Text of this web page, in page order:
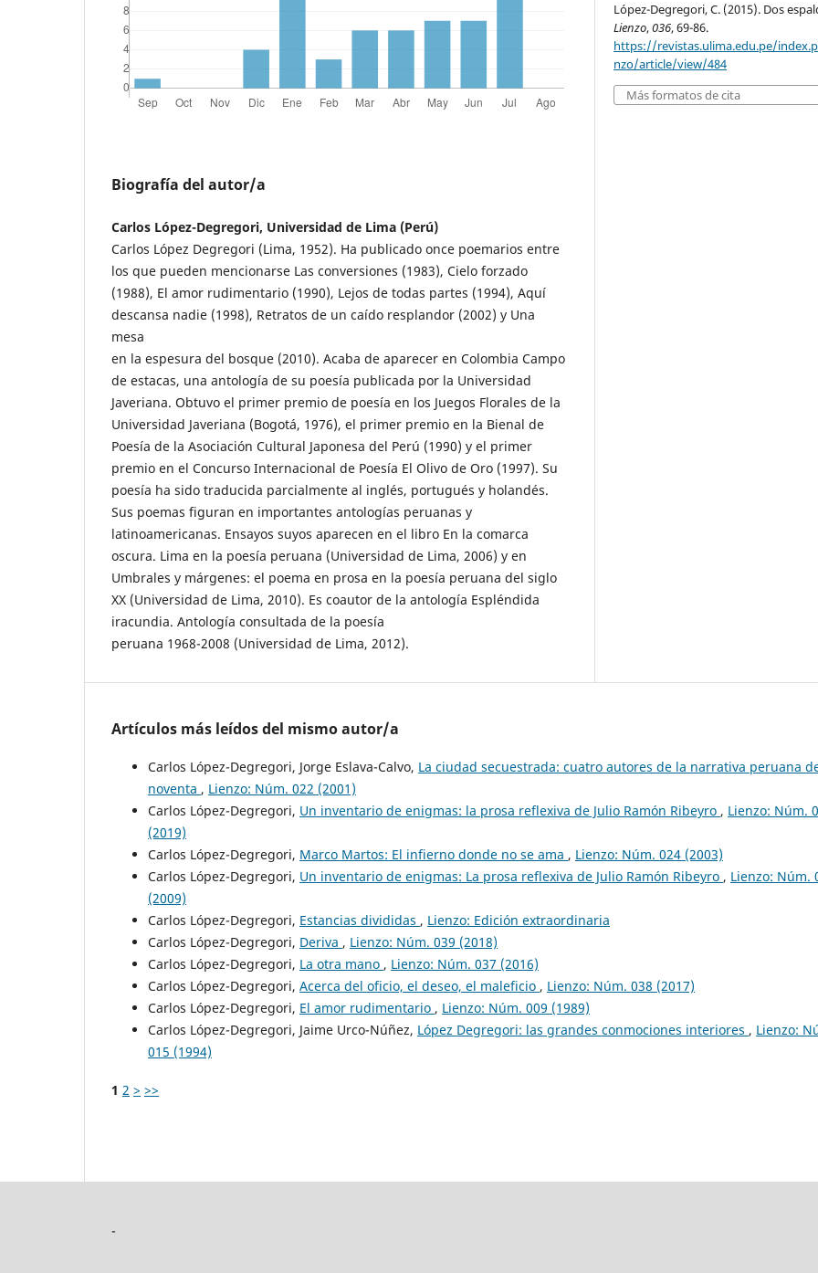
Biografía del autor/a
Carlos López-Degregori, Universidad de Lima (Perú)
Carlos López Degregori (Lima, 1952). Ha publicado once poemarios entre
los que pueden mencionarse Las conversiones (1983), Cielo forzado
(1988), El amor rudimentario (1990), Lejos de todas partes (1994), Aquí
descansa nadie (1998), Retratos de un caído resplandor (2002) y Una
mesa
en la espesura del bosque (2010). Acaba de aparecer en Colombia Campo
de estacas, una antología de su poesía publicada por la Universidad
Javeriana. Obtuvo el primer premio de poesía en los Juegos Florales de la
Universidad Javeriana (Bogotá, 1976), el primer premio en la Bienal de
Poesía de la Asociación Cultural Japonesa del Perú (1990) y el primer
premio en el Concurso Internacional de Poesía El Olivo de Oro (1997). Su
poesía ha sido traducida parcialmente al inglés, portugués y holandés.
Sus poemas figuran en importantes antologías peruanas y
latinoamericanas. Ensayos suyos aparecen en el libro En la comarca
oscura. Lima en la poesía peruana (Universidad de Lima, 2006) y en
Umbrales y márgenes: el poema en prosa en la poesía peruana del siglo
XX (Universidad de Lima, 2010). Es coautor de la antología Espléndida
iracundia. Antología consultada de la poesía
peruana 1968-2008 (Universidad de Lima, 2012).
López-Degregori, C. (2015). Dos
Lienzo,036, 69-86.
https://revistas.ulima.edu.pe/
nzo/article/view/484
Más formatos de cita
Artículos más leídos del mismo autor/a
Carlos López-Degregori, Jorge Eslava-Calvo, La ciudad secuestrada: cuatro autores de la narrativa peruana
noventa , Lienzo: Núm. 022 (2001)
Carlos López-Degregori, Un inventario de enigmas: la prosa reflexiva de Julio Ramón Ribeyro , Lienzo: Núm.
(2019)
Carlos López-Degregori, Marco Martos: El infierno donde no se ama , Lienzo: Núm. 024 (2003)
Carlos López-Degregori, Un inventario de enigmas: La prosa reflexiva de Julio Ramón Ribeyro , Lienzo: Núm.
(2009)
Carlos López-Degregori, Estancias divididas , Lienzo: Edición extraordinaria
Carlos López-Degregori, Deriva , Lienzo: Núm. 039 (2018)
Carlos López-Degregori, La otra mano , Lienzo: Núm. 037 (2016)
Carlos López-Degregori, Acerca del oficio, el deseo, el maleficio , Lienzo: Núm. 038 (2017)
Carlos López-Degregori, El amor rudimentario , Lienzo: Núm. 009 (1989)
Carlos López-Degregori, Jaime Urco-Núñez, López Degregori: las grandes conmociones interiores , Lienzo:
015 (1994)
1 2 > >>
-